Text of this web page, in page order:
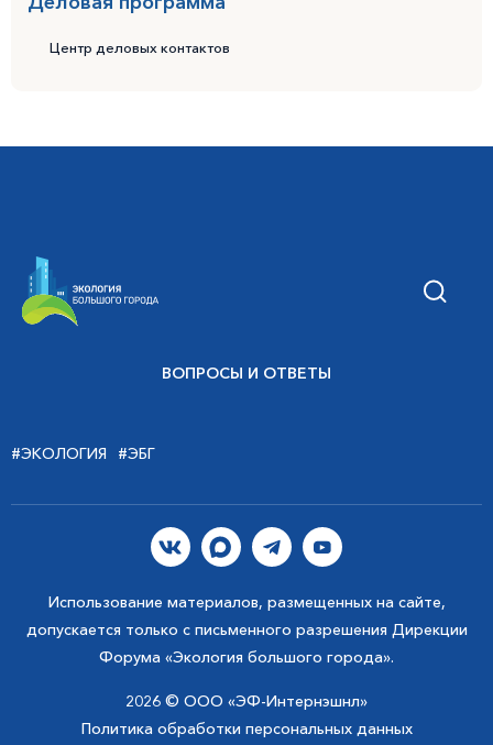
Центр деловых контактов
ВОПРОСЫ И ОТВЕТЫ
#ЭКОЛОГИЯ #ЭБГ
Использование материалов, размещенных на сайте,
допускается только с письменного разрешения Дирекции
Форума «Экология большого города».
2026 © ООО «ЭФ-Интернэшнл»
Политика обработки персональных данных